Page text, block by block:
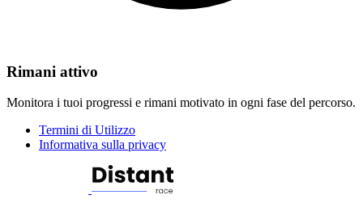
Rimani attivo
Monitora i tuoi progressi e rimani motivato in ogni fase del percorso.
Termini di Utilizzo
Informativa sulla privacy